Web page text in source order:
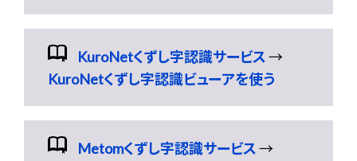
KuroNetくずし字認識サービス→
KuroNetくずし字認識ビューアを使う
Metomくずし字認識サービス→